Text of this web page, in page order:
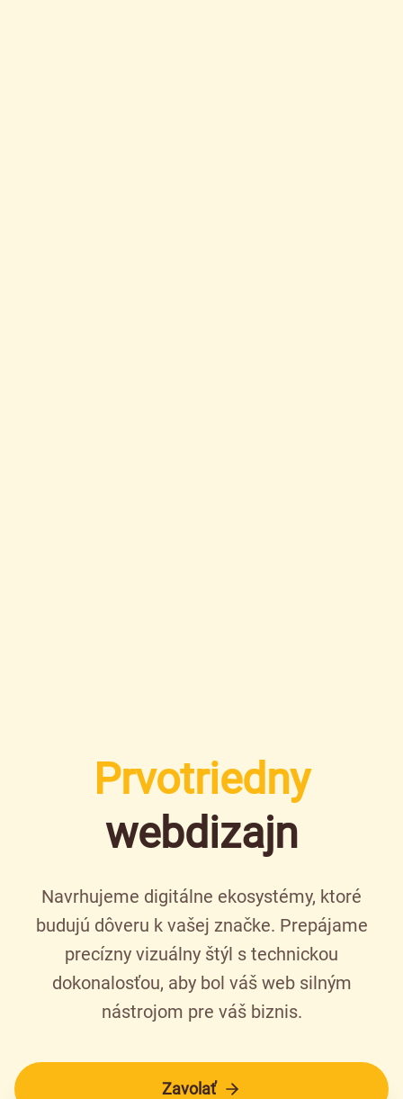
Prvotriedny
webdizajn
Navrhujeme digitálne ekosystémy, ktoré
budujú dôveru k vašej značke. Prepájame
precízny vizuálny štýl s technickou
dokonalosťou, aby bol váš web silným
nástrojom pre váš biznis.
Zavolať